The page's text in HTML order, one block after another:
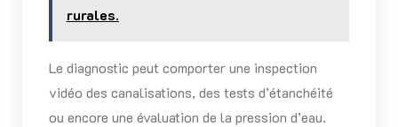
rurales.
Le diagnostic peut comporter une inspection
vidéo des canalisations, des tests d’étanchéité
ou encore une évaluation de la pression d’eau.